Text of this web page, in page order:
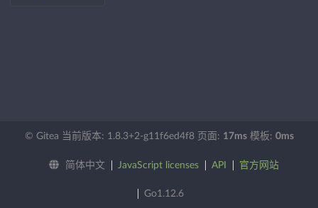
© Gitea 当前版本: 1.8.3+2-g11f6ed4f8 页面: 17ms模板: 0ms
简体中文 JavaScript licenses API 官方网站
Go1.12.6